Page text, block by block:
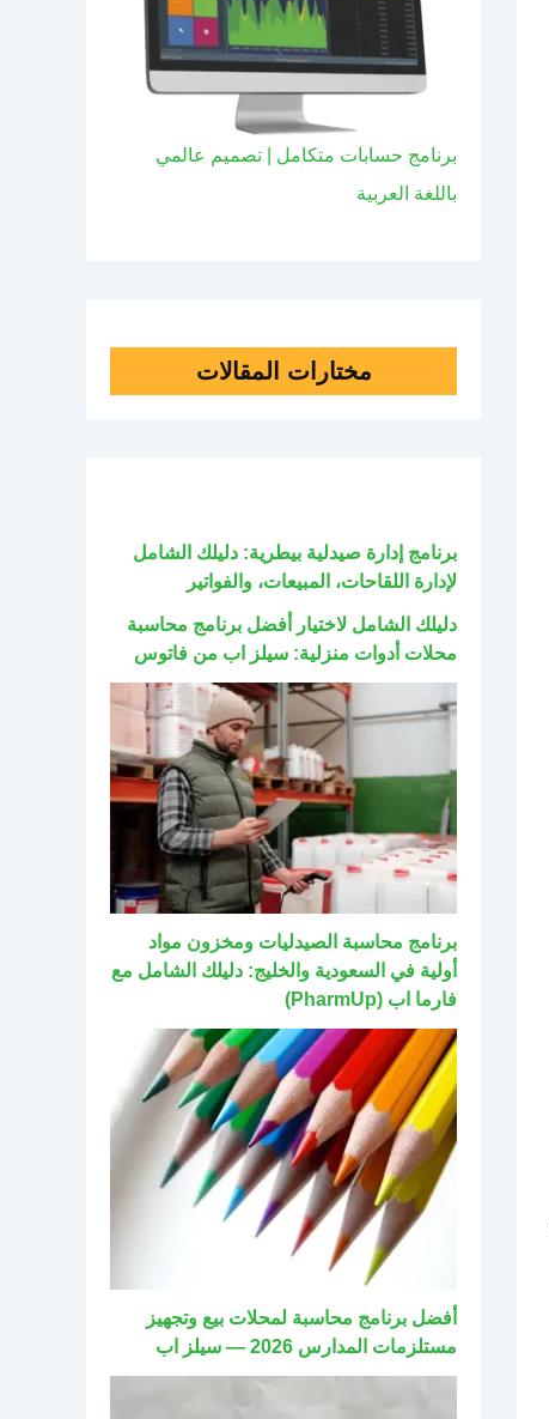
برنامج حسابات متكامل | تصميم عالمي
باللغة العربية
مختارات المقالات
برنامج إدارة صيدلية بيطرية: دليلك الشامل
لإدارة اللقاحات، المبيعات، والفواتير
دليلك الشامل لاختيار أفضل برنامج محاسبة
محلات أدوات منزلية: سيلز اب من فاتوس
برنامج محاسبة الصيدليات ومخزون مواد
أولية في السعودية والخليج: دليلك الشامل مع
فارما اب (PharmUp)
أفضل برنامج محاسبة لمحلات بيع وتجهيز
مستلزمات المدارس 2026 — سيلز اب